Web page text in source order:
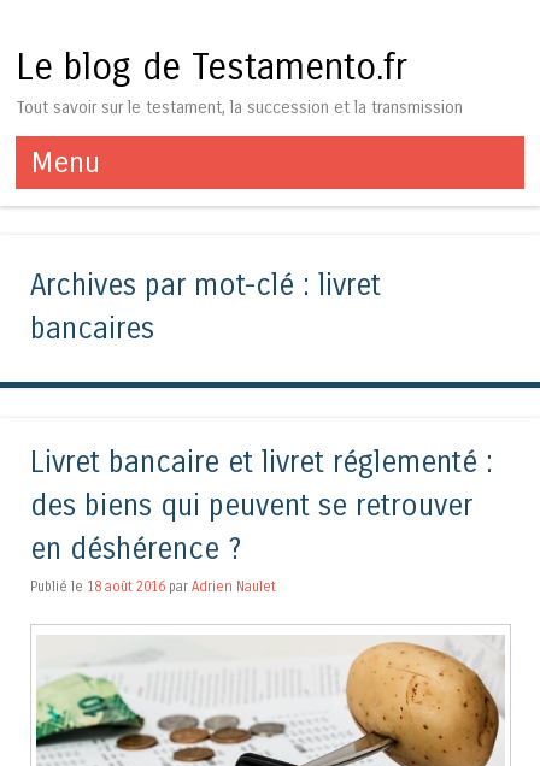
Le blog de Testamento.fr
Tout savoir sur le testament, la succession et la transmission
Menu
Aller au contenu
Archives par mot-clé : livret
bancaires
Livret bancaire et livret réglementé :
des biens qui peuvent se retrouver
en déshérence ?
Publié le 18 août 2016 par Adrien Naulet